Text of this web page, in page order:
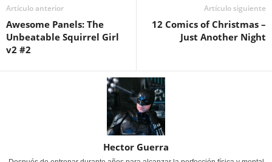
Artículo anterior
Awesome Panels: The
Unbeatable Squirrel Girl
v2 #2
Artículo siguiente
12 Comics of Christmas –
Just Another Night
Hector Guerra